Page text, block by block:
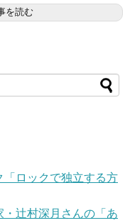
を読む
「ロックで独立する方
辻村深月さんの「あ